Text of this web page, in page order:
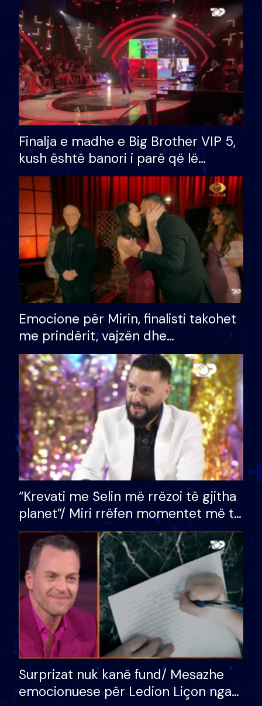
Finalja e madhe e Big Brother VIP 5,
kush është banori i parë që lë
shtëpinë dhe humb mundësinë për
të fituar çmimin e madh
Emocione për Mirin, finalisti takohet
me prindërit, vajzën dhe
bashkëshorten: S’kemi ndonjë letër
divorci apo jo?
“Krevati me Selin më rrëzoi të gjitha
planet”/ Miri rrëfen momentet më të
bukura në shtëpinë e BB VIP: Do më
mungojë zilja e mëngjesit kur…
Surprizat nuk kanë fund/ Mesazhe
emocionuese për Ledion Liçon nga